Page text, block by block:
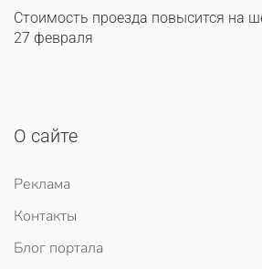
Стоимость проезда повысится на
27 февраля
О сайте
Реклама
Контакты
Блог портала